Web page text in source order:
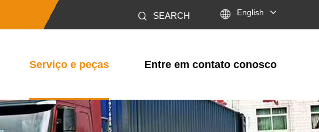
SEARCH  English
Serviço e peças Entre em contato conosco